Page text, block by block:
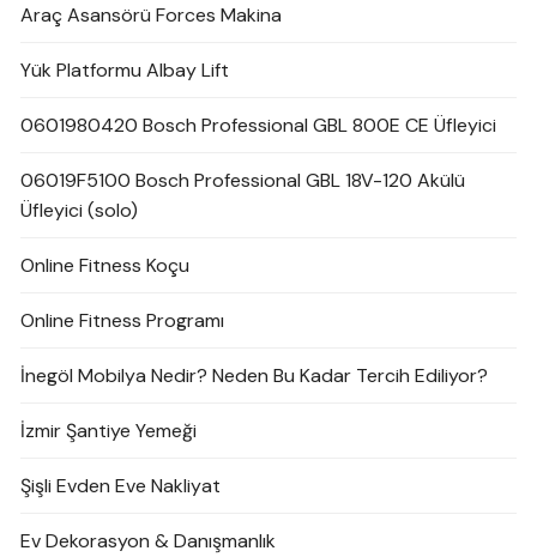
Araç Asansörü Forces Makina
Yük Platformu Albay Lift
0601980420 Bosch Professional GBL 800E CE Üfleyici
06019F5100 Bosch Professional GBL 18V-120 Akülü
Üfleyici (solo)
Online Fitness Koçu
Online Fitness Programı
İnegöl Mobilya Nedir? Neden Bu Kadar Tercih Ediliyor?
İzmir Şantiye Yemeği
Şişli Evden Eve Nakliyat
Ev Dekorasyon & Danışmanlık